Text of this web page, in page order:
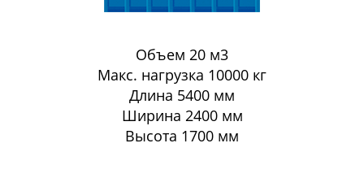
Объем 20 м3
Макс. нагрузка 10000 кг
Длина 5400 мм
Ширина 2400 мм
Высота 1700 мм